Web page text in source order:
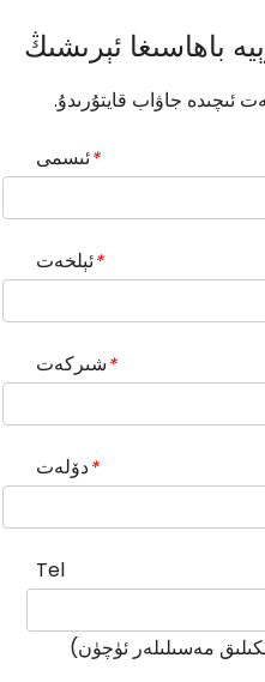
باھاسىغا ئېرىشىڭ
*ئىسمى
*ئېلخەت
*شىركەت
*دۆلەت
Tel
مەسىلىلەر ئۈچۈن)